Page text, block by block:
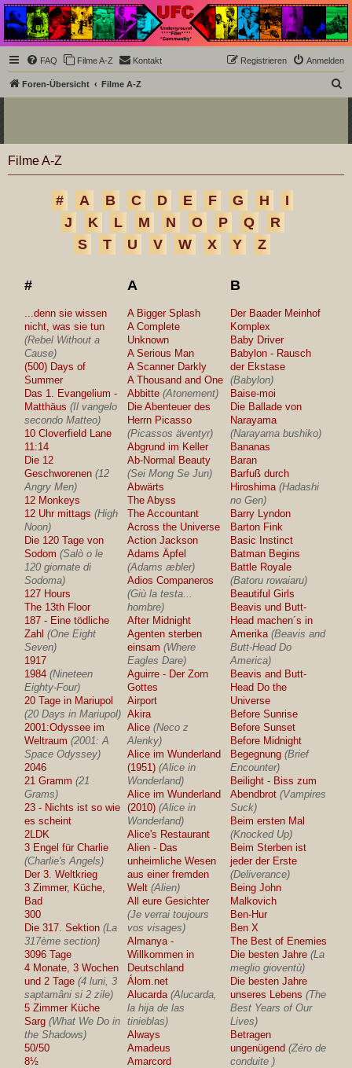
Underground Film
Community
Die Underground Film Community ist ein deutschsprachiges Filmforum und ein Paradies
für Cineasten und Filmsüchtige jenseits des Mainstreams.
FAQ Filme A-Z Kontakt Anmelden
Registrieren
Foren-Übersicht Filme A-Z
Filme A-Z
# A B C D E F G H
I
J
K L M N O P Q
R
S
T U V W X Y Z
#
...denn sie wissen
nicht, was sie tun
(Rebel Without a
Cause)
(500) Days of
Summer
Das 1. Evangelium -
Matthäus (Il vangelo
secondo Matteo)
10 Cloverfield Lane
11:14
Die 12
Geschworenen (12
Angry Men)
12 Monkeys
12 Uhr mittags (High
Noon)
Die 120 Tage von
Sodom (Salò o le
120 giornate di
Sodoma)
127 Hours
The 13th Floor
187 - Eine tödliche
Zahl (One Eight
Seven)
1917
1984 (Nineteen
Eighty-Four)
20 Tage in Mariupol
(20 Days in Mariupol)
2001:Odyssee im
Weltraum (2001: A
Space Odyssey)
2046
21 Gramm (21
Grams)
23 - Nichts ist so wie
es scheint
2LDK
3 Engel für Charlie
(Charlie's Angels)
Der 3. Weltkrieg
3 Zimmer, Küche,
Bad
300
Die 317. Sektion (La
317ème section)
3096 Tage
4 Monate, 3 Wochen
und 2 Tage (4 luni, 3
saptamâni si 2 zile)
5 Zimmer Küche
Sarg (What We Do in
the Shadows)
50/50
8½
A
A Bigger Splash
A Complete
Unknown
A Serious Man
A Scanner Darkly
A Thousand and One
Abbitte (Atonement)
Die Abenteuer des
Herrn Picasso
(Picassos äventyr)
Abgrund im Keller
Ab-Normal Beauty
(Sei Mong Se Jun)
Abwärts
The Abyss
The Accountant
Across the Universe
Action Jackson
Adams Äpfel
(Adams æbler)
Adios Companeros
(Giù la testa...
hombre)
After Midnight
Agenten sterben
einsam (Where
Eagles Dare)
Aguirre - Der Zorn
Gottes
Airport
Akira
Alice (Neco z
Alenky)
Alice im Wunderland
(1951) (Alice in
Wonderland)
Alice im Wunderland
(2010) (Alice in
Wonderland)
Alice's Restaurant
Alien - Das
unheimliche Wesen
aus einer fremden
Welt (Alien)
All eure Gesichter
(Je verrai toujours
vos visages)
Almanya -
Willkommen in
Deutschland
Álom.net
Alucarda (Alucarda,
la hija de las
tinieblas)
Always
Amadeus
Amarcord
B
Der Baader Meinhof
Komplex
Baby Driver
Babylon - Rausch
der Ekstase
(Babylon)
Baise-moi
Die Ballade von
Narayama
(Narayama bushiko)
Bananas
Baran
Barfuß durch
Hiroshima (Hadashi
no Gen)
Barry Lyndon
Barton Fink
Basic Instinct
Batman Begins
Battle Royale
(Batoru rowaiaru)
Beautiful Girls
Beavis und Butt-
Head machen´s in
Amerika (Beavis and
Butt-Head Do
America)
Beavis and Butt-
Head Do the
Universe
Before Sunrise
Before Sunset
Before Midnight
Begegnung (Brief
Encounter)
Beilight - Biss zum
Abendbrot (Vampires
Suck)
Beim ersten Mal
(Knocked Up)
Beim Sterben ist
jeder der Erste
(Deliverance)
Being John
Malkovich
Ben-Hur
Ben X
The Best of Enemies
Die besten Jahre (La
meglio gioventù)
Die besten Jahre
unseres Lebens (The
Best Years of Our
Lives)
Betragen
ungenügend (Zéro de
conduite )